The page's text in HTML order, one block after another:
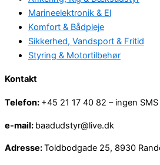
Marineelektronik & El
Komfort & Bådpleje
Sikkerhed, Vandsport & Fritid
Styring & Motortilbehør
Kontakt
Telefon: +45 21 17 40 82 – ingen SMS
e-mail: baadudstyr@live.dk
Adresse:Toldbodgade 25, 8930